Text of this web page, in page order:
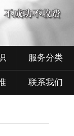
服务分类
联系我们